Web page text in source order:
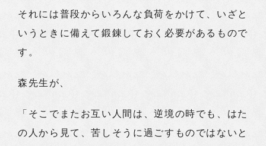
それには普段からいろんな負荷をかけて、いざと
いうときに備えて鍛錬しておく必要があるもので
す。
森先生が、
「そこでまたお互い人間は、逆境の時でも、はた
の人から見て、苦しそうに過ごすものではないと